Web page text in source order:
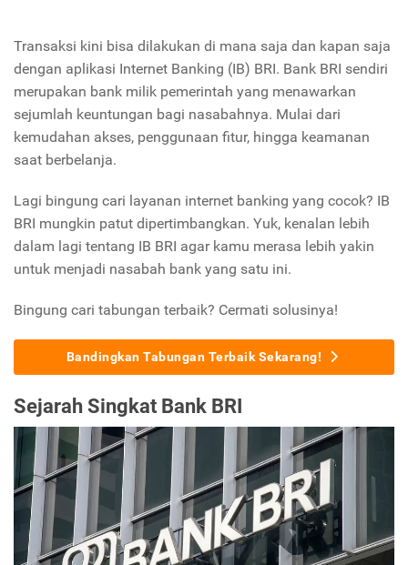
Transaksi kini bisa dilakukan di mana saja dan kapan saja
dengan aplikasi Internet Banking (IB) BRI. Bank BRI sendiri
merupakan bank milik pemerintah yang menawarkan
sejumlah keuntungan bagi nasabahnya. Mulai dari
kemudahan akses, penggunaan fitur, hingga keamanan
saat berbelanja.
Lagi bingung cari layanan internet banking yang cocok? IB
BRI mungkin patut dipertimbangkan. Yuk, kenalan lebih
dalam lagi tentang IB BRI agar kamu merasa lebih yakin
untuk menjadi nasabah bank yang satu ini.
Bingung cari tabungan terbaik? Cermati solusinya!
Bandingkan Tabungan Terbaik Sekarang!
Sejarah Singkat Bank BRI